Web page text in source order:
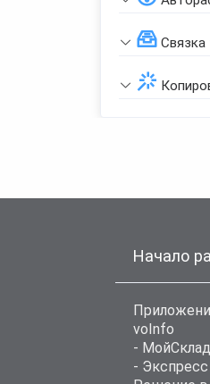
Связка
Начало
voInfo
- МойСклад
- Экспресс